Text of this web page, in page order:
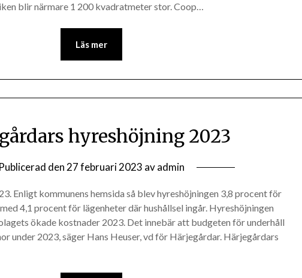
blir närmare 1 200 kvadratmeter stor. Coop…
Läs mer
hyreshöjning 2023
Publicerad den27 februari 2023 avadmin
Enligt kommunens hemsida så blev hyreshöjningen 3,8 procent för
4,1 procent för lägenheter där hushållsel ingår. Hyreshöjningen
ökade kostnader 2023. Det innebär att budgeten för underhåll
under 2023, säger Hans Heuser, vd för Härjegårdar. Härjegårdars